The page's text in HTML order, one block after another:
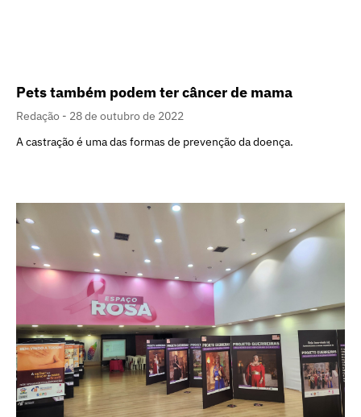
Pets também podem ter câncer de mama
Redação
28 de outubro de 2022
A castração é uma das formas de prevenção da doença.